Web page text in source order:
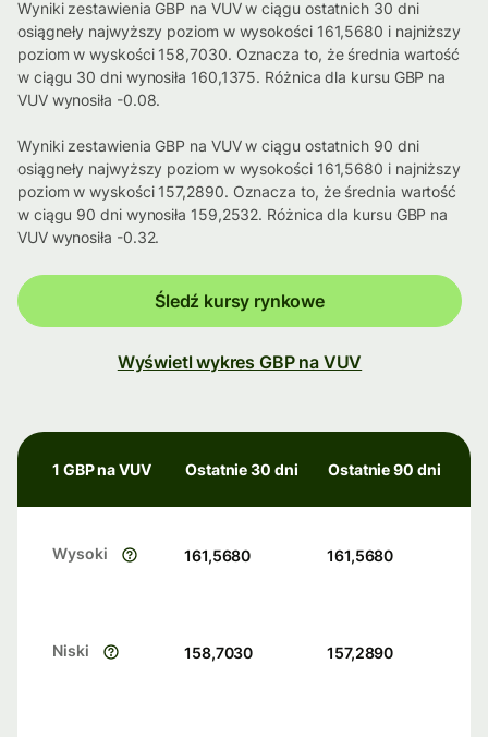
Wyniki zestawienia GBP na VUV w ciągu ostatnich 30 dni
osiągneły najwyższy poziom w wysokości 161,5680 i najniższy
poziom w wyskości 158,7030. Oznacza to, że średnia wartość
w ciągu 30 dni wynosiła 160,1375. Różnica dla kursu GBP na
VUV wynosiła -0.08.
Wyniki zestawienia GBP na VUV w ciągu ostatnich 90 dni
osiągneły najwyższy poziom w wysokości 161,5680 i najniższy
poziom w wyskości 157,2890. Oznacza to, że średnia wartość
w ciągu 90 dni wynosiła 159,2532. Różnica dla kursu GBP na
VUV wynosiła -0.32.
Śledź kursy rynkowe
Wyświetl wykres GBP na VUV
1 GBP na VUV Ostatnie 30 dni Ostatnie 90 dni
Wysoki 161,5680 161,5680
Niski 158,7030 157,2890